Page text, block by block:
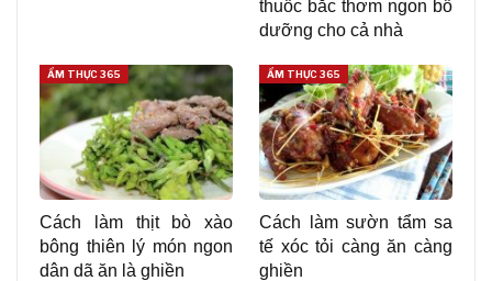
thuốc bắc thơm ngon bổ
dưỡng cho cả nhà
ẨM THỰC 365
Cách làm thịt bò xào
bông thiên lý món ngon
dân dã ăn là ghiền
ẨM THỰC 365
Cách làm sườn tẩm sa
tế xóc tỏi càng ăn càng
ghiền